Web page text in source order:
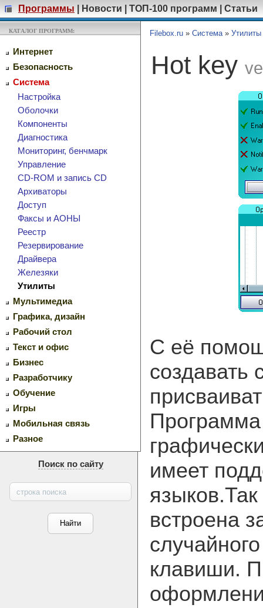
Программы Новости ТОП-100 программ Статьи
КАТАЛОГ ПРОГРАММ:
Интернет
Безопасность
Система
Настройка
Оболочки
Компоненты
Диагностика
Мониторинг, бенчмарк
Управление
CD-ROM и запись CD
Архиваторы
Доступ
Факсы и АОНЫ
Реестр
Резервирование
Драйвера
Железяки
Утилиты
Мультимедиа
Графика, дизайн
Рабочий стол
Текст и офис
Бизнес
Разработчику
Обучение
Игры
Мобильная связь
Разное
Поиск по сайту
Filebox.ru » Система» Утилиты
Hot key
С её
создавать
имеет
встроена
клавиши.